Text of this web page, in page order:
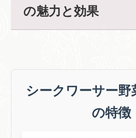
の魅力と効果
シークワーサー野
の特徴